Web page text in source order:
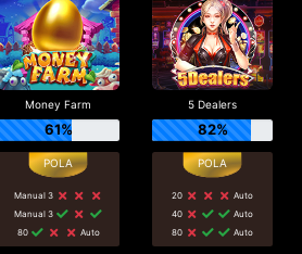
Money Farm
61%
Manual 3
Manual 3
80
Auto
5 Dealers
82%
20
Auto
40
Auto
80
Auto